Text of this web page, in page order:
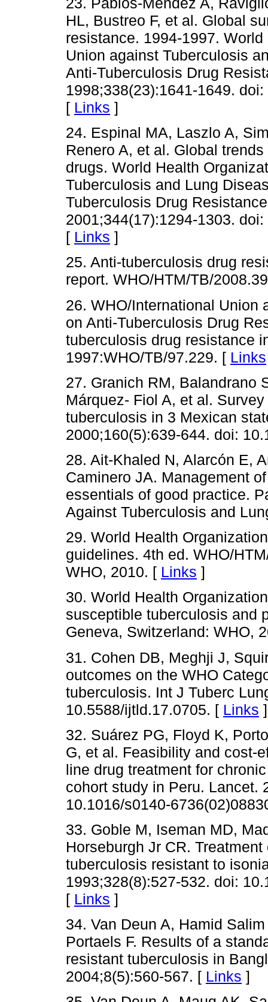
HL, Bustreo F, et al. Global
resistance. 1994-1997.
Union against Tuberculosis
Anti-Tuberculosis Drug
1998;338(23):1641-1649.
[ Links ]
24. Espinal MA, Laszlo A,
Renero A, et al. Global
drugs. World Health
Tuberculosis and Lung
Tuberculosis Drug
2001;344(17):1294-1303.
[ Links ]
25. Anti-tuberculosis drug
report. WHO/HTM/TB/
26. WHO/International Union
on Anti-Tuberculosis Drug
tuberculosis drug resistance
1997:WHO/TB/97.229. [ Links
27. Granich RM, Balandrano
Márquez- Fiol A, et al.
tuberculosis in 3 Mexican
2000;160(5):639-644. doi:
28. Ait-Khaled N, Alarcón E,
Caminero JA. Management
essentials of good practice.
Against Tuberculosis and
29. World Health
guidelines. 4th ed. WHO/
WHO, 2010. [ Links ]
30. World Health
susceptible tuberculosis and
Geneva, Switzerland: WHO,
31. Cohen DB, Meghji J,
outcomes on the WHO
tuberculosis. Int J Tuberc
10.5588/ijtld.17.0705. [ Links ]
32. Suárez PG, Floyd K,
G, et al. Feasibility and cost-
line drug treatment for
cohort study in Peru. Lancet.
10.1016/s0140-
33. Goble M, Iseman MD,
Horseburgh Jr CR.
tuberculosis resistant to
1993;328(8):527-532. doi:
[ Links ]
34. Van Deun A, Hamid
Portaels F. Results of a
resistant tuberculosis in
2004;8(5):560-567. [ Links ]